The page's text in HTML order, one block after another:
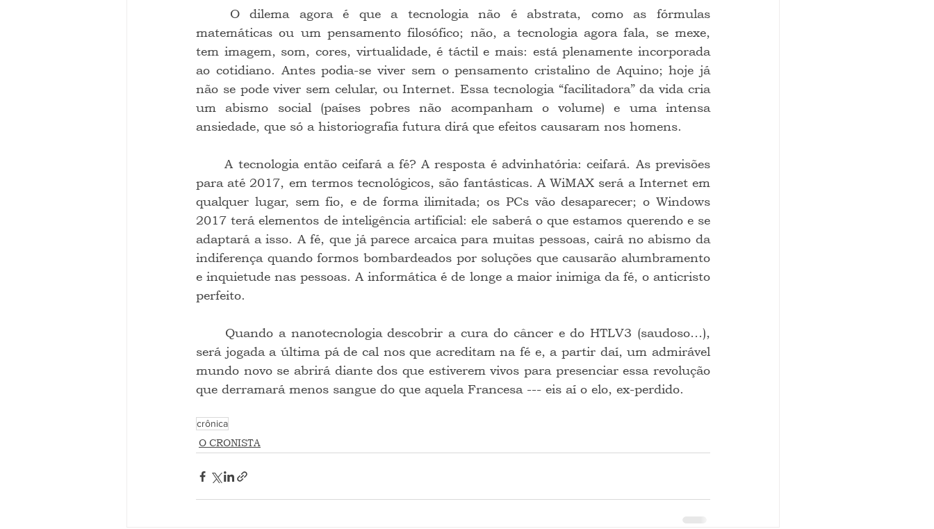
matemáticas ou um pensamento filosófico; não, a tecnologia agora fala, se mexe,
tem imagem, som, cores, virtualidade, é táctil e mais: está plenamente incorporada
ao cotidiano. Antes podia-se viver sem o pensamento cristalino de Aquino; hoje já
não se pode viver sem celular, ou Internet. Essa tecnologia “facilitadora” da vida cria
um abismo social (países pobres não acompanham o volume) e uma intensa
ansiedade, que só a historiografia futura dirá que efeitos causaram nos homens.
para até 2017, em termos tecnológicos, são fantásticas. A WiMAX será a Internet em
qualquer lugar, sem fio, e de forma ilimitada; os PCs vão desaparecer; o Windows
2017 terá elementos de inteligência artificial: ele saberá o que estamos querendo e se
adaptará a isso. A fé, que já parece arcaica para muitas pessoas, cairá no abismo da
indiferença quando formos bombardeados por soluções que causarão alumbramento
e inquietude nas pessoas. A informática é de longe a maior inimiga da fé, o anticristo
perfeito.
será jogada a última pá de cal nos que acreditam na fé e, a partir daí, um admirável
mundo novo se abrirá diante dos que estiverem vivos para presenciar essa revolução
que derramará menos sangue do que aquela Francesa --- eis aí o elo, ex-perdido.
crônica
O CRONISTA